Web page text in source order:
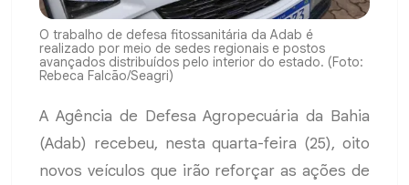
O trabalho de defesa fitossanitária da Adab é
realizado por meio de sedes regionais e postos
avançados distribuídos pelo interior do estado. (Foto:
Rebeca Falcão/Seagri)
A Agência de Defesa Agropecuária da Bahia
(Adab) recebeu, nesta quarta-feira (25), oito
novos veículos que irão reforçar as ações de